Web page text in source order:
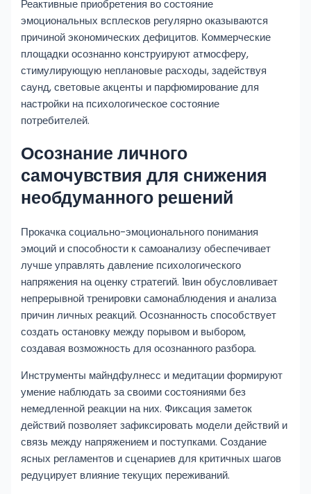
Реактивные приобретения во состояние
эмоциональных всплесков регулярно оказываются
причиной экономических дефицитов. Коммерческие
площадки осознанно конструируют атмосферу,
стимулирующую неплановые расходы, задействуя
саунд, световые акценты и парфюмирование для
настройки на психологическое состояние
потребителей.
Осознание личного
самочувствия для снижения
необдуманного решений
Прокачка социально-эмоционального понимания
эмоций и способности к самоанализу обеспечивает
лучше управлять давление психологического
напряжения на оценку стратегий. 1вин обусловливает
непрерывной тренировки самонаблюдения и анализа
причин личных реакций. Осознанность способствует
создать остановку между порывом и выбором,
создавая возможность для осознанного разбора.
Инструменты майндфулнесс и медитации формируют
умение наблюдать за своими состояниями без
немедленной реакции на них. Фиксация заметок
действий позволяет зафиксировать модели действий и
связь между напряжением и поступками. Создание
ясных регламентов и сценариев для критичных шагов
редуцирует влияние текущих переживаний.